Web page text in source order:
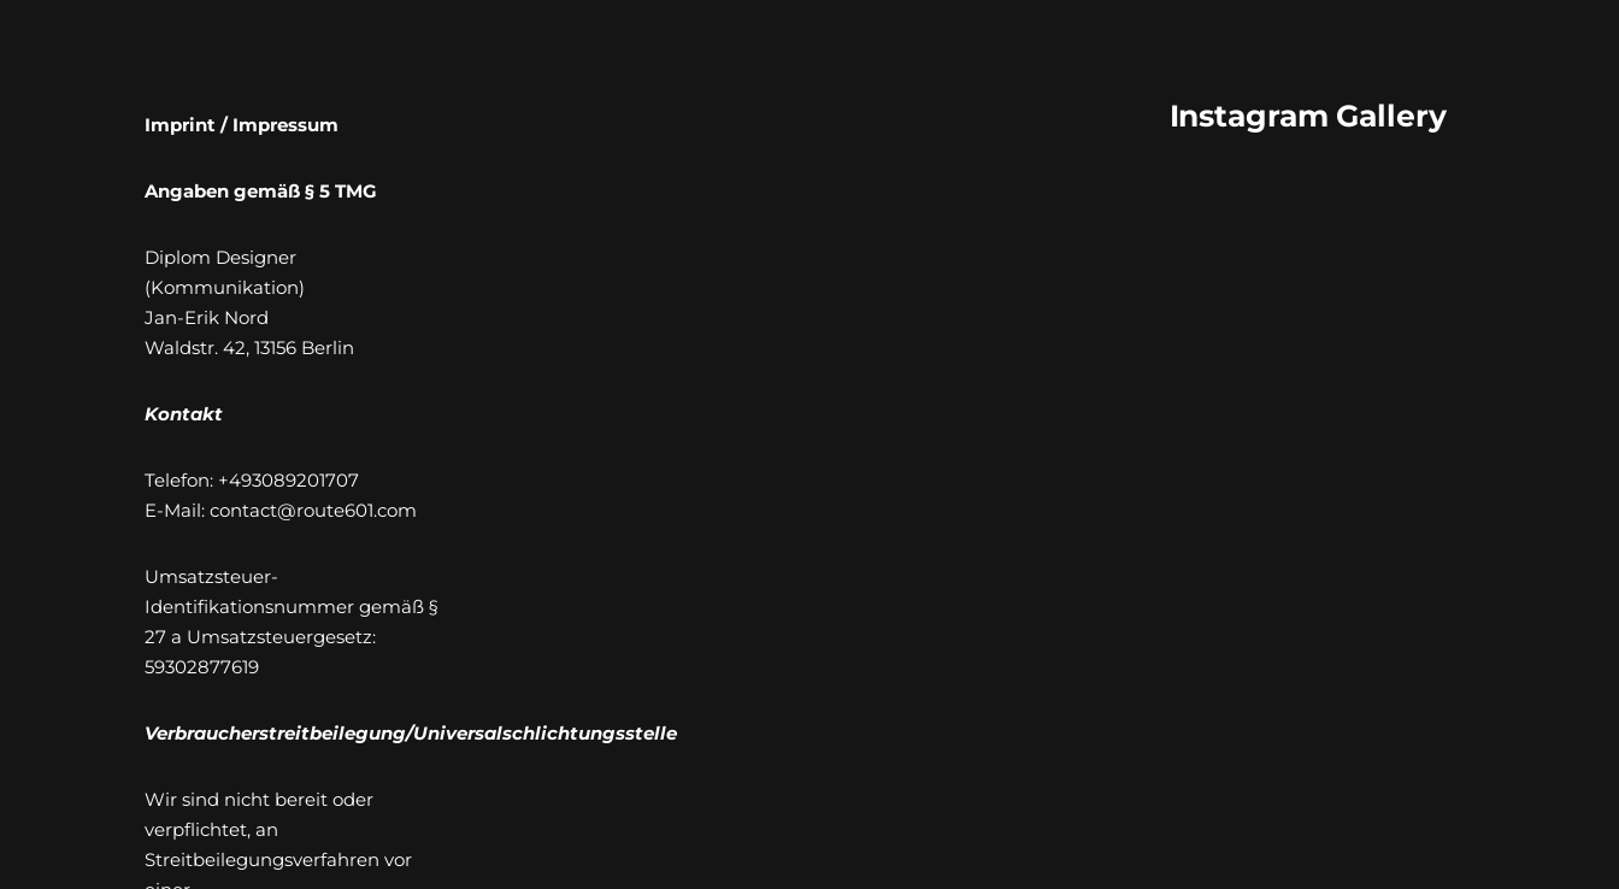
Imprint / Impressum
Angaben gemäß § 5 TMG
Diplom Designer
(Kommunikation)
Jan-Erik Nord
Waldstr. 42, 13156 Berlin
Kontakt
Telefon: +493089201707
E-Mail: contact@route601.com
Umsatzsteuer-
Identifikationsnummer gemäß §
27 a Umsatzsteuergesetz:
59302877619
Verbraucherstreitbeilegung/Universalschlichtungsstelle
Wir sind nicht bereit oder
verpflichtet, an
Streitbeilegungsverfahren vor
Instagram Gallery